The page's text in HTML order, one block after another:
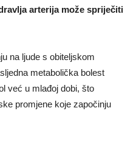
arterija može spriječiti
na ljude s obiteljskom
metabolička bolest
već u mlađoj dobi, što
promjene koje započinju